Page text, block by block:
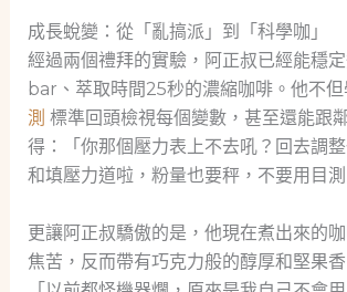
成長蛻變：從「亂搞派」到「科學咖」
經過兩個禮拜的實驗，阿正叔已經能穩
bar、萃取時間25秒的濃縮咖啡。他不但
測 標準回頭檢視每個變數，甚至還能跟
得：「你那個壓力表上不去吼？回去調
和填壓力道啦，粉量也要秤，不要用目測
更讓阿正叔驕傲的是，他現在煮出來的
焦苦，反而帶有巧克力般的醇厚和堅果香